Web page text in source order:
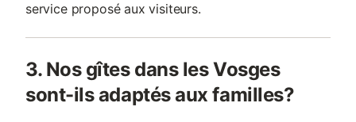
service proposé aux visiteurs.
3. Nos gîtes dans les Vosges
sont-ils adaptés aux familles?